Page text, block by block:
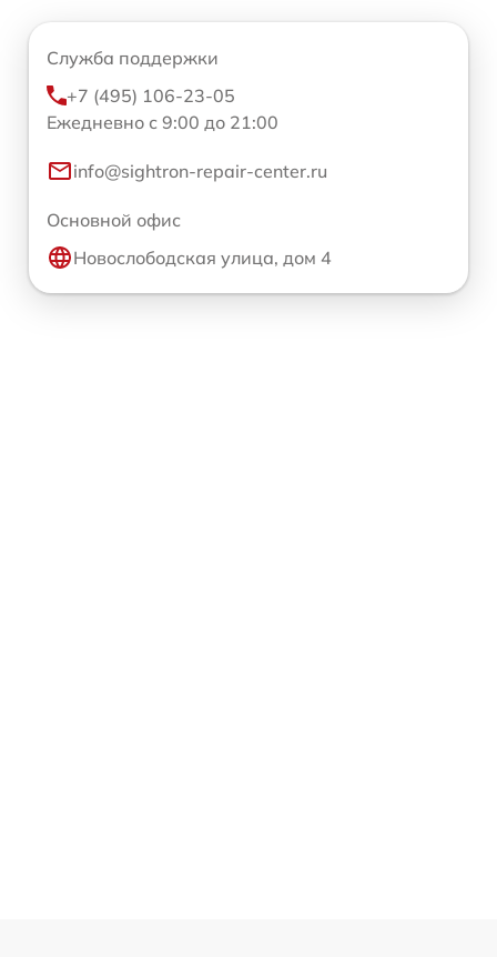
Служба поддержки
+7 (495) 106-23-05
Ежедневно с 9:00 до 21:00
info@sightron-repair-center.ru
Основной офис
Новослободская улица, дом 4